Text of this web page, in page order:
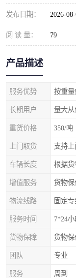
发布日期： 2026-
阅 读 量： 79
产品描述
服务优势 按重
长期用户 量大从
重货价格 350/吨
上门取货 支持
车辆长度 根据
增值服务 货物
物流线路 固定
服务时间 7*24小
货物保障 货物
团队 专业
服务 周到